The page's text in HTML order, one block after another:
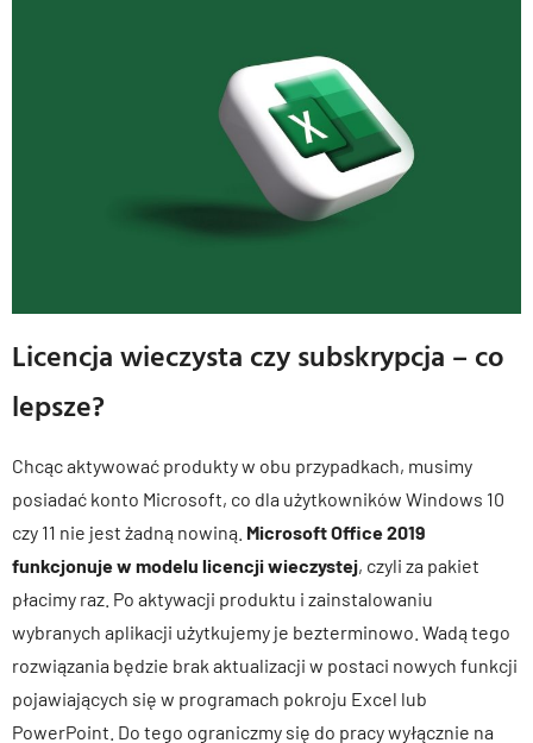
Licencja wieczysta czy subskrypcja – co
lepsze?
Chcąc aktywować produkty w obu przypadkach, musimy
posiadać konto Microsoft, co dla użytkowników Windows 10
czy 11 nie jest żadną nowiną. Microsoft Office 2019
funkcjonuje w modelu licencji wieczystej, czyli za pakiet
płacimy raz. Po aktywacji produktu i zainstalowaniu
wybranych aplikacji użytkujemy je bezterminowo. Wadą tego
rozwiązania będzie brak aktualizacji w postaci nowych funkcji
pojawiających się w programach pokroju Excel lub
PowerPoint. Do tego ograniczmy się do pracy wyłącznie na